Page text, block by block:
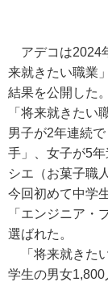
アデコは2024
来就きたい職業
結果を公開した
「将来就きたい
男子が2年連続
手」、女子が5
シエ（お菓子職
今回初めて中学
「エンジニア・
選ばれた。
「将来就きた
学生の男女